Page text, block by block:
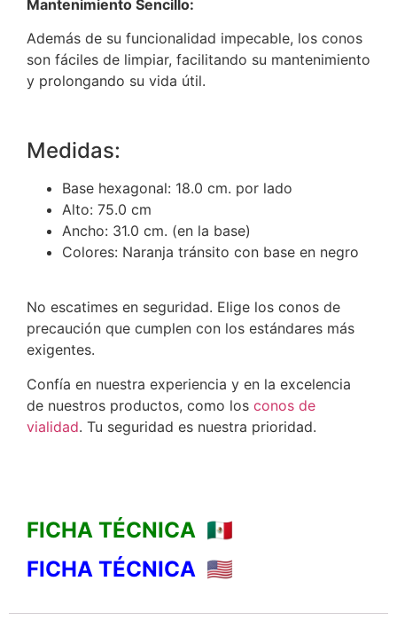
Mantenimiento Sencillo:
Además de su funcionalidad impecable, los conos
son fáciles de limpiar, facilitando su mantenimiento
y prolongando su vida útil.
Medidas:
Base hexagonal: 18.0 cm. por lado
Alto: 75.0 cm
Ancho: 31.0 cm. (en la base)
Colores: Naranja tránsito con base en negro
No escatimes en seguridad. Elige los conos de
precaución que cumplen con los estándares más
exigentes.
Confía en nuestra experiencia y en la excelencia
de nuestros productos, como los conos de
vialidad. Tu seguridad es nuestra prioridad.
FICHA TÉCNICA 🇲🇽
FICHA TÉCNICA 🇺🇸